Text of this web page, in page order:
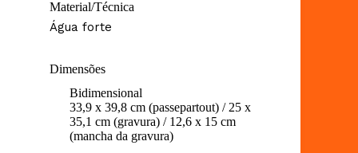
Material/Técnica
Água forte
Dimensões
Bidimensional
33,9 x 39,8 cm (passepartout) / 25 x
35,1 cm (gravura) / 12,6 x 15 cm
(mancha da gravura)